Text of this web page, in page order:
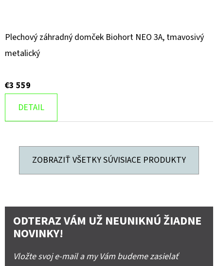
Plechový záhradný domček Biohort NEO 3A, tmavosivý
metalický
€3 559
DETAIL
ZOBRAZIŤ VŠETKY SÚVISIACE PRODUKTY
ODTERAZ VÁM UŽ NEUNIKNÚ ŽIADNE
NOVINKY!
Vložte svoj e-mail a my Vám budeme zasielať